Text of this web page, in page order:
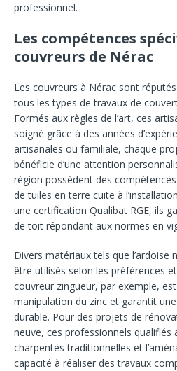
professionnel.
Les compétences
couvreurs de Nérac
Les couvreurs à Nérac sont
tous les types de travaux de
Formés aux règles de l’art, ces
soigné grâce à des années
artisanales ou familiale, chaque
bénéficie d’une attention
région possèdent des
de tuiles en terre cuite à
une certification Qualibat RGE, ils
de toit répondant aux normes en
Divers matériaux tels que l’ardoise
être utilisés selon les préférences
couvreur zingueur, par exemple,
manipulation du zinc et garantit
durable. Pour des projets de
neuve, ces professionnels qualifiés
charpentes traditionnelles et
capacité à réaliser des travaux